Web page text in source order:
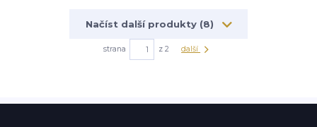
Načíst další produkty (8)
strana z 2 další